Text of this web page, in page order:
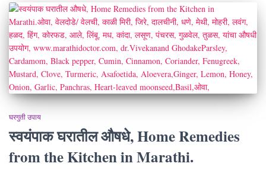
घरगुती उपाय
स्वयंपाक घरातील औषधे, Home Remedies
from the Kitchen in Marathi.